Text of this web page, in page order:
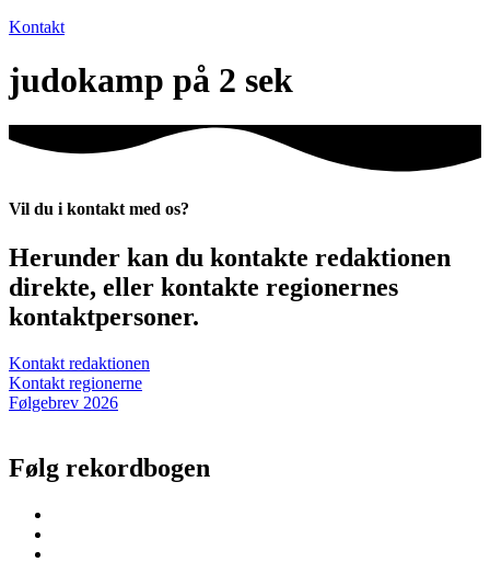
Kontakt
judokamp på 2 sek
Vil du i kontakt med os?
Herunder kan du kontakte redaktionen
direkte, eller kontakte regionernes
kontaktpersoner.
Kontakt redaktionen
Kontakt regionerne
Følgebrev 2026
Følg rekordbogen